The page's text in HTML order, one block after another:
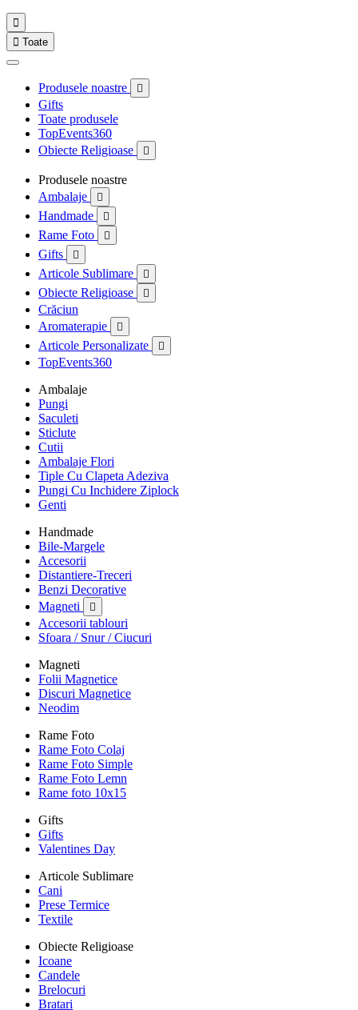

 Toate
Produsele noastre 
Gifts
Toate produsele
TopEvents360
Obiecte Religioase

Produsele noastre
Ambalaje

Handmade 
Rame Foto 
Gifts 
Articole Sublimare 
Obiecte Religioase 
Crăciun
Aromaterapie

Articole Personalizate 
TopEvents360
Ambalaje
Pungi
Saculeti
Sticlute
Cutii
Ambalaje Flori
Tiple Cu Clapeta Adeziva
Pungi Cu Inchidere Ziplock
Genti
Handmade
Bile-Margele
Accesorii
Distantiere-Treceri
Benzi Decorative
Magneti

Accesorii tablouri
Sfoara / Snur / Ciucuri
Magneti
Folii Magnetice
Discuri Magnetice
Neodim
Rame Foto
Rame Foto Colaj
Rame Foto Simple
Rame Foto Lemn
Rame foto 10x15
Gifts
Gifts
Valentines Day
Articole Sublimare
Cani
Prese Termice
Textile
Obiecte Religioase
Icoane
Candele
Brelocuri
Bratari